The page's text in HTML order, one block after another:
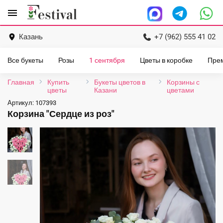
menu
Перейти
содержанию
Казань +7 (962) 555 41 02
Все букеты Розы 1 сентября Цветы в коробке
Главная
Купить
цветы
Букеты цветов в
Казани
Корзины с
цветами
Артикул: 107393
Корзина "Сердце из роз"